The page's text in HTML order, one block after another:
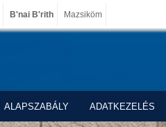
B'nai B'rith Mazsiköm
ALAPSZABÁLY ADATKEZELÉS